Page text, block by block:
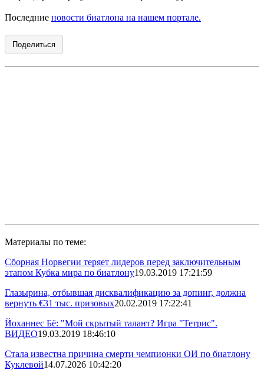
Последние новости биатлона на нашем портале.
Поделиться
Материалы по теме:
Сборная Норвегии теряет лидеров перед заключительным
этапом Кубка мира по биатлону19.03.2019 17:21:59
Глазырина, отбывшая дисквалификацию за допинг, должна
вернуть €31 тыс. призовых20.02.2019 17:22:41
Йоханнес Бё: "Мой скрытый талант? Игра "Тетрис".
ВИДЕО19.03.2019 18:46:10
Стала известна причина смерти чемпионки ОИ по биатлону
Куклевой14.07.2026 10:42:20